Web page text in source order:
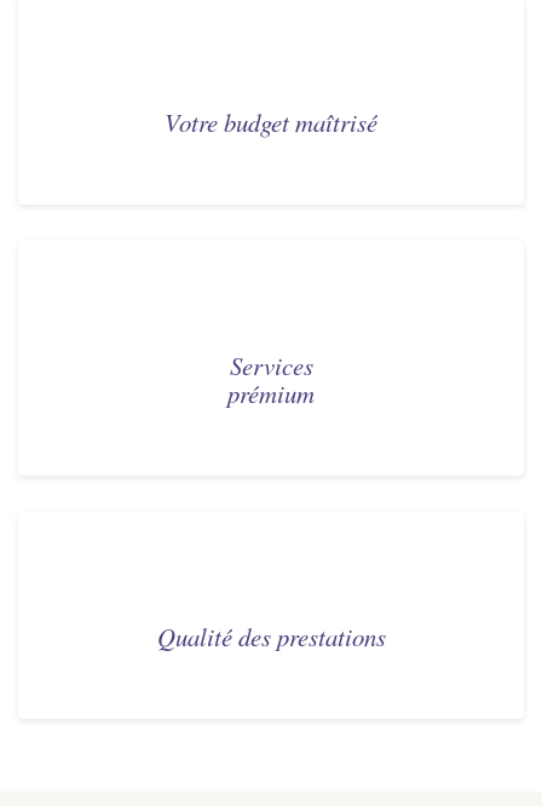
Votre budget maîtrisé
Services
prémium
Qualité des prestations